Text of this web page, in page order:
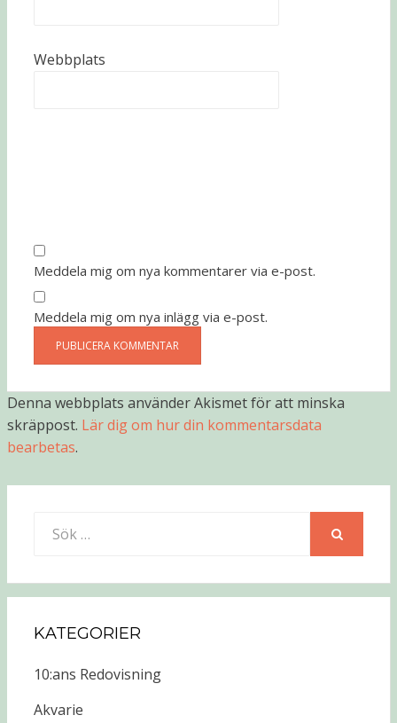
Webbplats
Meddela mig om nya kommentarer via e-post.
Meddela mig om nya inlägg via e-post.
Denna webbplats använder Akismet för att minska
skräppost. Lär dig om hur din kommentarsdata
bearbetas.
efter:
KATEGORIER
10:ans Redovisning
Akvarie